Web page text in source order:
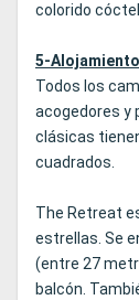
colorido
5-
Todos los
acogedores y
clásicas
cuadrados.
The Retreat
estrellas. Se
(entre 27
balcón.